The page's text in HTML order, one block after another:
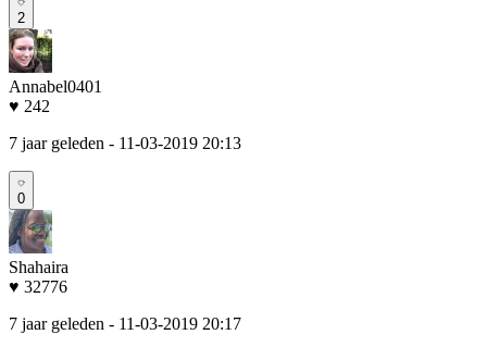
2
Annabel0401
♥ 242
7 jaar geleden - 11-03-2019 20:13
0
Shahaira
♥ 32776
7 jaar geleden - 11-03-2019 20:17